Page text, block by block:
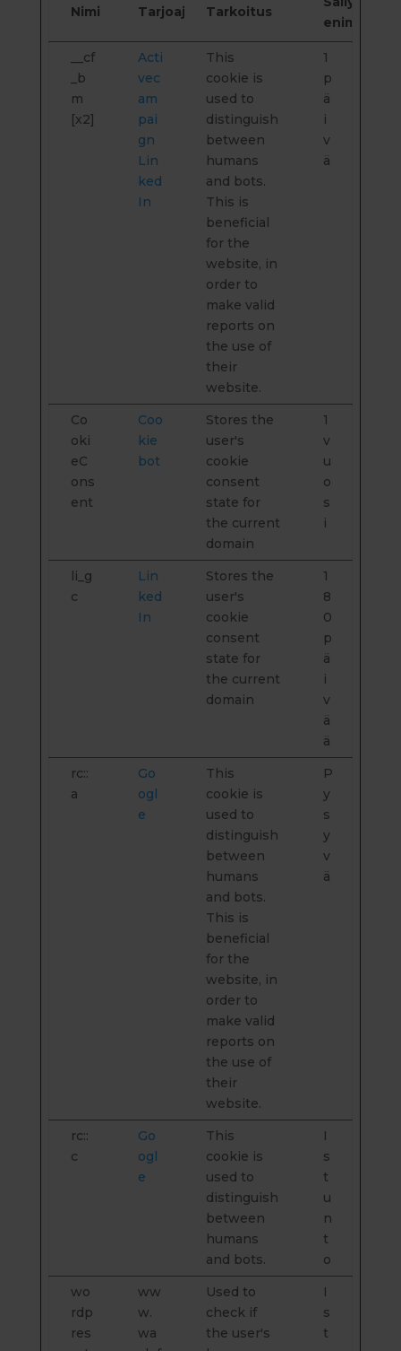
Nimi Tarjoaja Tarkoitus
__cf
_b
m
[x2]
Acti
vec
am
pai
gn
Lin
ked
In
This
cookie is
used to
distinguish
between
humans
and bots.
This is
beneficial
for the
website, in
order to
make valid
reports on
the use of
their
website.
1
p
ä
i
v
ä
Co
oki
eC
ons
ent
Coo
kie
bot
Stores the
user's
cookie
consent
state for
the current
domain
1
v
u
o
s
i
li_g
c
Lin
ked
In
Stores the
user's
cookie
consent
state for
the current
domain
1
8
0
p
ä
i
v
ä
ä
rc::
a
Go
ogl
e
This
cookie is
used to
distinguish
between
humans
and bots.
This is
beneficial
for the
website, in
order to
make valid
reports on
the use of
their
website.
P
y
s
y
v
ä
rc::
c
Go
ogl
e
This
cookie is
used to
distinguish
between
humans
and bots.
I
s
t
u
n
t
o
wo
rdp
res
ww
w.
wa
Used to
check if
the user's
I
s
t